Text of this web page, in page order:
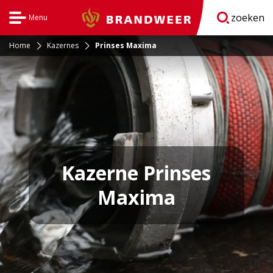
Menu Brandweer zoeken
Home Kazernes Prinses Maxima
Kazerne Prinses
Maxima